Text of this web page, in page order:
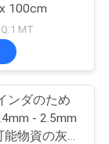
100cm
MT
ンダのため
- 2.5mm
物資の灰色